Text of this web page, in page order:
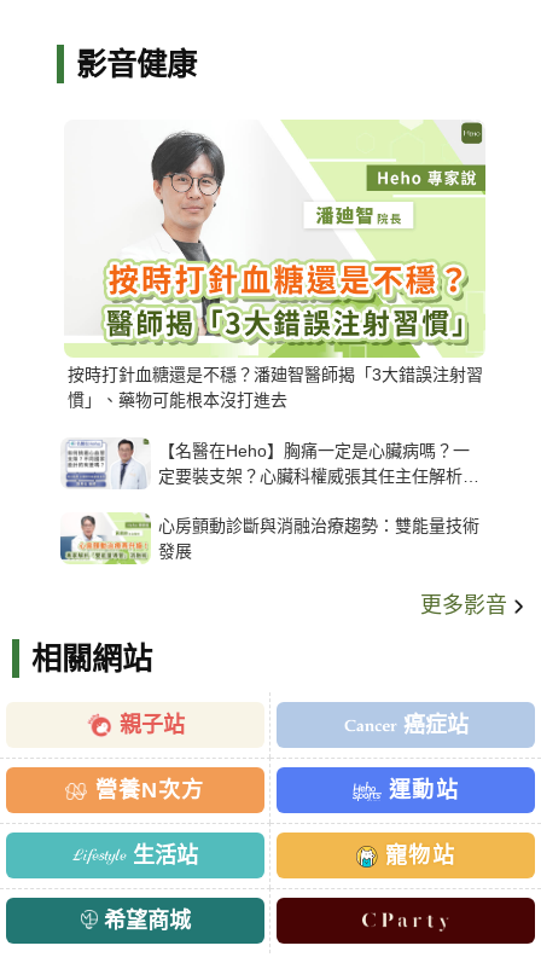
影音健康
按時打針血糖還是不穩？潘廸智醫師揭「3大錯誤注射習
慣」、藥物可能根本沒打進去
【名醫在Heho】胸痛一定是心臟病嗎？一
定要裝支架？心臟科權威張其任主任解析支
心房顫動診斷與消融治療趨勢：雙能量技術
發展
更多影音
相關網站
親子站 癌症站
營養N次方 運動站
生活站 寵物站
希望商城